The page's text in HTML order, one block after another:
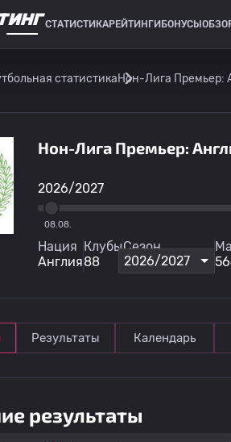
СТАТИСТИКАРЕЙТИНГИ БОНУСЫ
статистикаНон-Лига Премьер:
Нон-Лига Премьер:
2026/2027
08.08.
Нация
Англия
Клубы
88
Сезон
2026/2027
Результаты Календарь
результаты